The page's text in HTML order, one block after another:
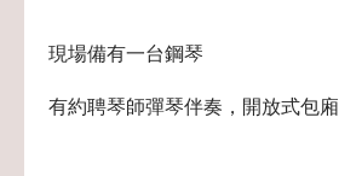
現場備有一台鋼琴
有約聘琴師彈琴伴奏，開放式包廂